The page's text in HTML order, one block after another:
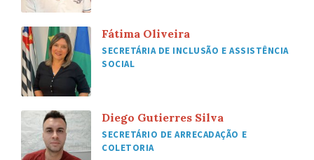
Fátima Oliveira
SECRETÁRIA DE INCLUSÃO E ASSISTÊNCIA
SOCIAL
Diego Gutierres Silva
SECRETÁRIO DE ARRECADAÇÃO E
COLETORIA